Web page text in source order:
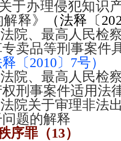
于办理侵犯知识
释》
（法释〔
院、最高人民检
卖品等刑事案件
〔2010〕7号）
院、最高人民检
刑事案件适用法
院关于审理非法
题的解释
序罪（13）